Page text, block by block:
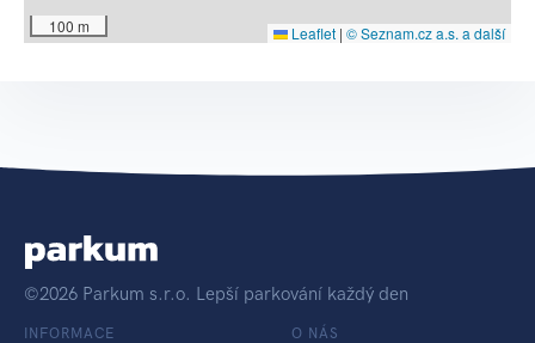
100 m Leaflet | © Seznam.cz a.s. a další
©2026 Parkum s.r.o. Lepší parkování každý den
INFORMACE O NÁS